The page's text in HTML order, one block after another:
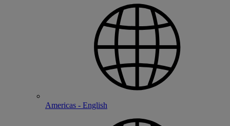
Americas - English